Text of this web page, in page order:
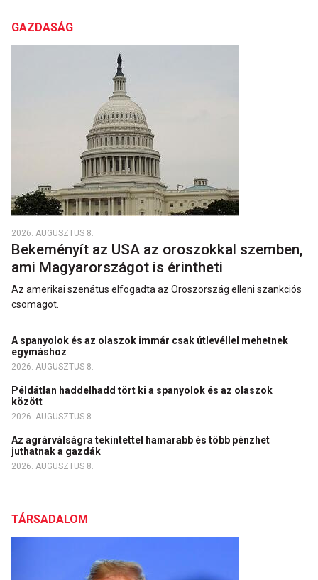
GAZDASÁG
2026. AUGUSZTUS 8.
Bekeményít az USA az oroszokkal szemben,
ami Magyarországot is érintheti
Az amerikai szenátus elfogadta az Oroszország elleni szankciós
csomagot.
A spanyolok és az olaszok immár csak útlevéllel mehetnek
egymáshoz
2026. AUGUSZTUS 8.
Példátlan haddelhadd tört ki a spanyolok és az olaszok
között
2026. AUGUSZTUS 8.
Az agrárválságra tekintettel hamarabb és több pénzhet
juthatnak a gazdák
2026. AUGUSZTUS 8.
TÁRSADALOM